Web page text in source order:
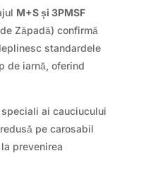
M+S și 3PMSF
Zăpadă) confirmă
standardele
de iarnă, oferind
speciali ai cauciucului
pe carosabil
prevenirea